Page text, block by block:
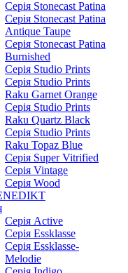
Серія Stonecast Patina
Серія Stonecast Patina
Antique Taupe
Серія Stonecast Patina
Burnished
Серія Studio Prints
Серія Studio Prints
Raku Garnet Orange
Серія Studio Prints
Raku Quartz Black
Серія Studio Prints
Raku Topaz Blue
Серія Super Vitrified
Серія Vintage
Серія Wood
Cерія Active
Cерія Essklasse
Cерія Essklasse-
Melodie